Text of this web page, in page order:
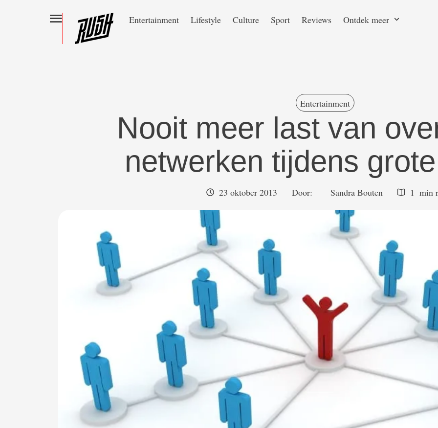
Entertainment Lifestyle Culture Sport Reviews Ontdek meer
Entertainment
Nooit meer last van
netwerken tijdens
23 oktober 2013 Door: Sandra Bouten 1 min